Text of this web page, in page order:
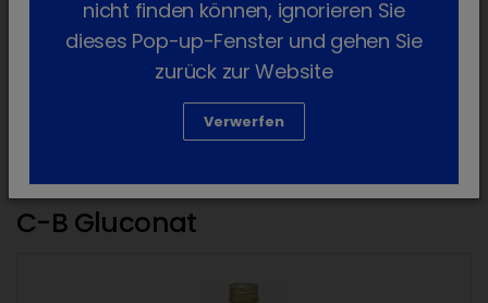
CalciLift forte
C-B Gluconat
nicht finden können, ignorieren Sie
dieses Pop-up-Fenster und gehen Sie
zurück zur Website
Verwerfen